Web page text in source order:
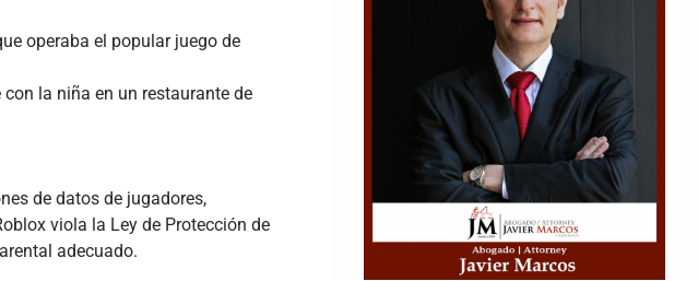
operaba el popular juego de
la niña en un restaurante de
de datos de jugadores,
viola la Ley de Protección de
adecuado.